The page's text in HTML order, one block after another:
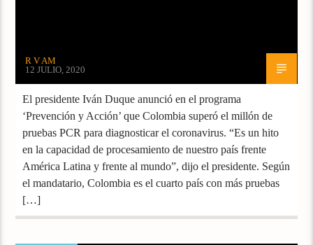
R V AM
12 JULIO, 2020
El presidente Iván Duque anunció en el programa
‘Prevención y Acción’ que Colombia superó el millón de
pruebas PCR para diagnosticar el coronavirus. “Es un hito
en la capacidad de procesamiento de nuestro país frente
América Latina y frente al mundo”, dijo el presidente. Según
el mandatario, Colombia es el cuarto país con más pruebas
[…]